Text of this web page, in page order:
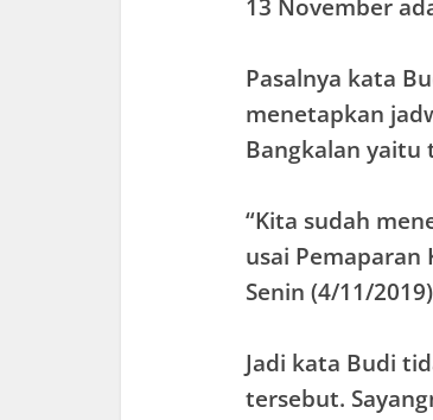
13 November
Pasalnya kata
menetapkan
Bangkalan yaitu
“Kita sudah
usai Pemaparan
Senin (4/11/
Jadi kata Budi
tersebut.